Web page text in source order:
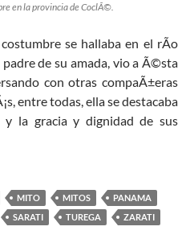
en la provincia de CoclÃ©.
se hallaba en el rÃ­o
de su amada, vio a Ã©sta
con otras compaÃ±eras
entre todas, ella se destacaba
la gracia y dignidad de sus
MITO MITOS
PANAMA
SARATI TUREGA ZARATI